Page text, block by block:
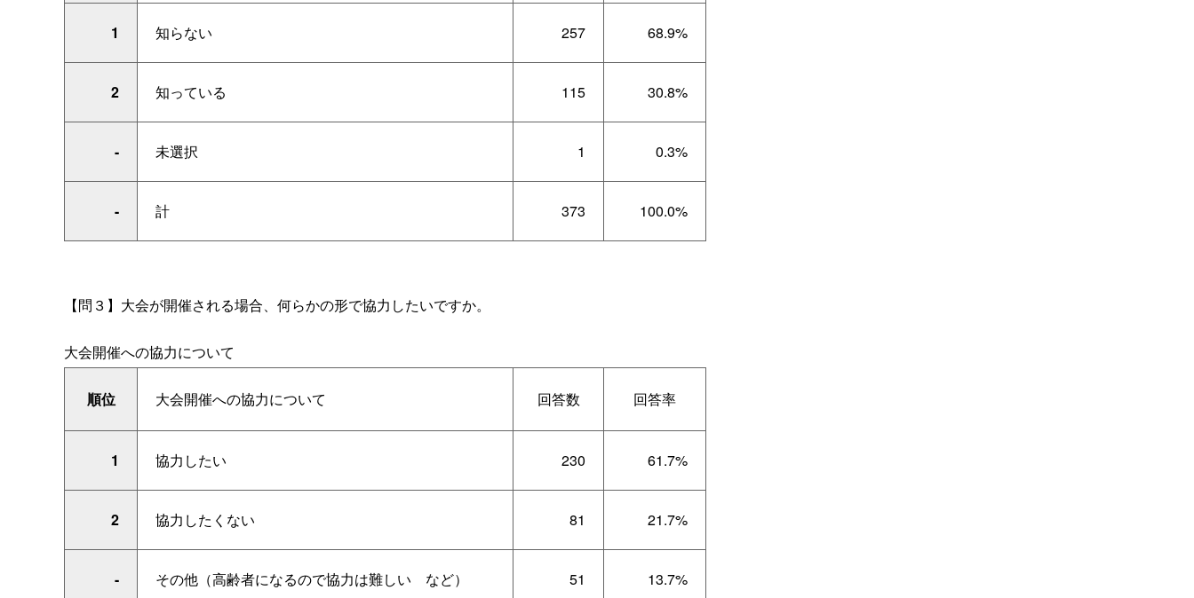
1 知らない 257 68.9%
2 知っている 115 30.8%
- 未選択 1 0.3%
- 計 373 100.0%
【問３】大会が開催される場合、何らかの形で協力したいですか。
大会開催への協力について
順位 大会開催への協力について 回答数 回答率
1 協力したい 230 61.7%
2 協力したくない 81 21.7%
- その他（高齢者になるので協力は難しい など） 51 13.7%